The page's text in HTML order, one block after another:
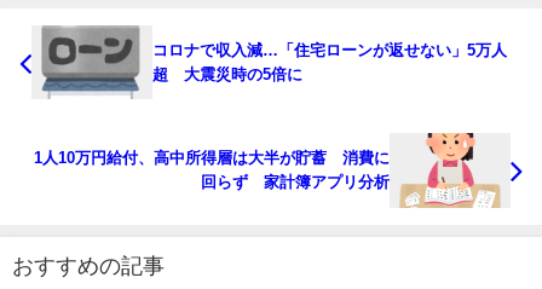
コロナで収入減…「住宅ローンが返せない」5万人
超 大震災時の5倍に
1人10万円給付、高中所得層は大半が貯蓄 消費に
回らず 家計簿アプリ分析
おすすめの記事